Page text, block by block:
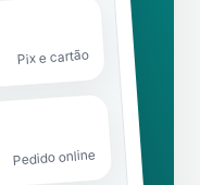
Pix e cartão
Pedido online